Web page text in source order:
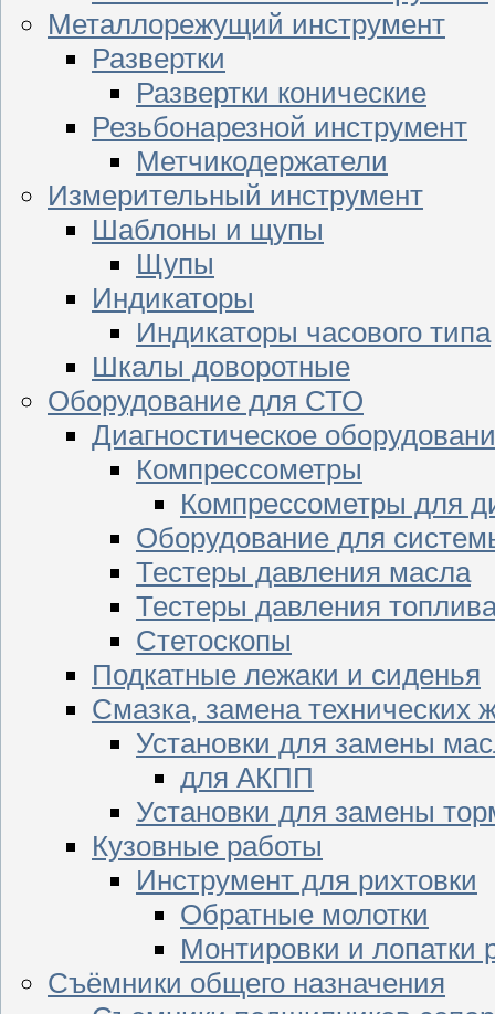
Металлорежущий инструмент
Развертки
Развертки конические
Резьбонарезной инструмент
Метчикодержатели
Измерительный инструмент
Шаблоны и щупы
Щупы
Индикаторы
Индикаторы часового типа
Шкалы доворотные
Оборудование для СТО
Диагностическое
Компрессометры
Компрессометры для
Оборудование для
Тестеры давления масла
Тестеры давления
Стетоскопы
Подкатные лежаки и сиденья
Смазка, замена технических
Установки для замены
для АКПП
Установки для замены
Кузовные работы
Инструмент для рихтовки
Обратные молотки
Монтировки и лопатки
Съёмники общего назначения